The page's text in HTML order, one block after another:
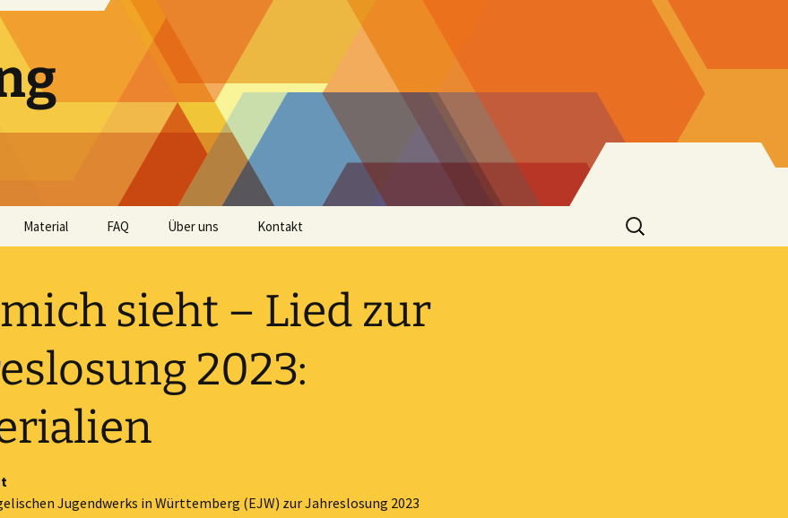
Material
Audio
Bibellese
Impulse und Predigten
Karten + Bilder
Monatssprüche
FAQ Über uns Kontakt
Suchen
nach:
sieht – Lied zur
2023:
Jugendwerks in Württemberg (EJW) zur Jahreslosung 2023